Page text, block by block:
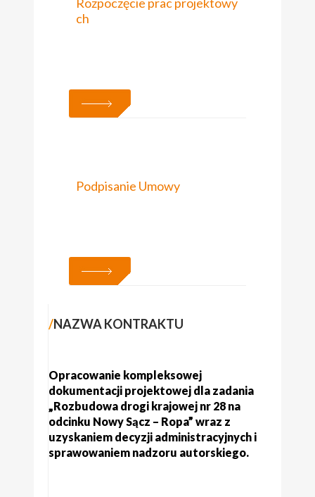
ch
Podpisanie Umowy
/NAZWA KONTRAKTU
Opracowanie kompleksowej
dokumentacji projektowej dla zadania
„Rozbudowa drogi krajowej nr 28 na
odcinku Nowy Sącz – Ropa” wraz z
uzyskaniem decyzji administracyjnych i
sprawowaniem nadzoru autorskiego.